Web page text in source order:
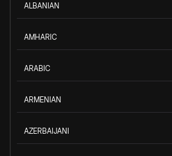
ALBANIAN
AMHARIC
ARABIC
ARMENIAN
AZERBAIJANI